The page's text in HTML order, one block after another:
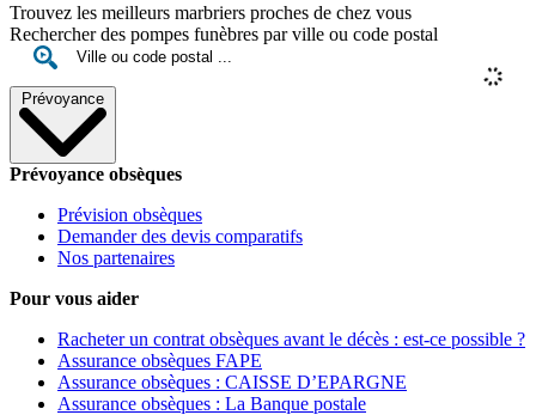
Trouvez les meilleurs marbriers proches de chez vous
Rechercher des pompes funèbres par ville ou code postal
Prévoyance
Prévoyance obsèques
Prévision obsèques
Demander des devis comparatifs
Nos partenaires
Pour vous aider
Racheter un contrat obsèques avant le décès : est-ce possible ?
Assurance obsèques FAPE
Assurance obsèques : CAISSE D’EPARGNE
Assurance obsèques : La Banque postale